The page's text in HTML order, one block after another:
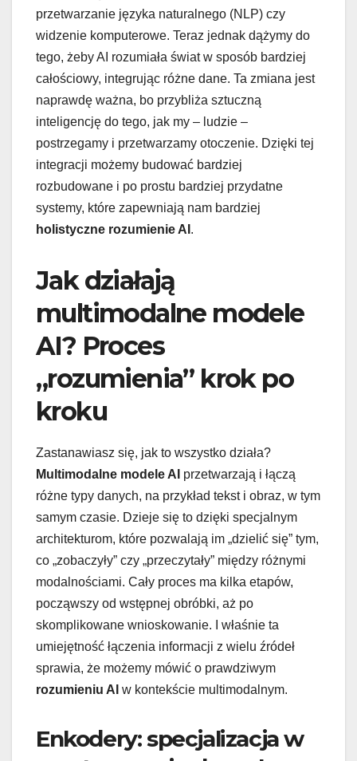
przetwarzanie języka naturalnego (NLP) czy
widzenie komputerowe. Teraz jednak dążymy do
tego, żeby AI rozumiała świat w sposób bardziej
całościowy, integrując różne dane. Ta zmiana jest
naprawdę ważna, bo przybliża sztuczną
inteligencję do tego, jak my – ludzie –
postrzegamy i przetwarzamy otoczenie. Dzięki tej
integracji możemy budować bardziej
rozbudowane i po prostu bardziej przydatne
systemy, które zapewniają nam bardziej
holistyczne rozumienie AI .
Jak działają
multimodalne modele
AI? Proces
„rozumienia” krok po
kroku
Zastanawiasz się, jak to wszystko działa?
Multimodalne modele AI przetwarzają i łączą
różne typy danych, na przykład tekst i obraz, w tym
samym czasie. Dzieje się to dzięki specjalnym
architekturom, które pozwalają im „dzielić się” tym,
co „zobaczyły” czy „przeczytały” między różnymi
modalnościami. Cały proces ma kilka etapów,
począwszy od wstępnej obróbki, aż po
skomplikowane wnioskowanie. I właśnie ta
umiejętność łączenia informacji z wielu źródeł
sprawia, że możemy mówić o prawdziwym
rozumieniu AI w kontekście multimodalnym.
Enkodery: specjalizacja w